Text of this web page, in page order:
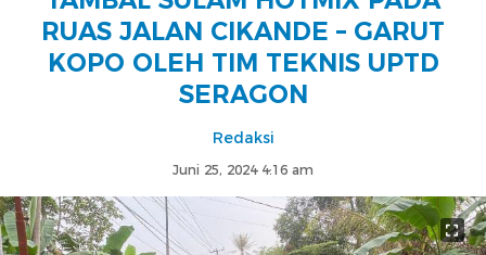
RUAS JALAN CIKANDE – GARUT
KOPO OLEH TIM TEKNIS UPTD
SERAGON
Redaksi
Juni 25, 2024 4:16 am